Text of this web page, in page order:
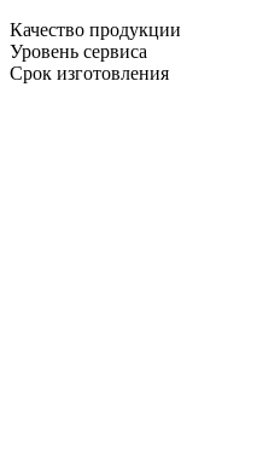
Качество продукции
Уровень сервиса
Срок изготовления